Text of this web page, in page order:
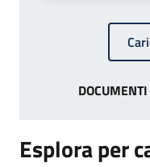
Esplora per